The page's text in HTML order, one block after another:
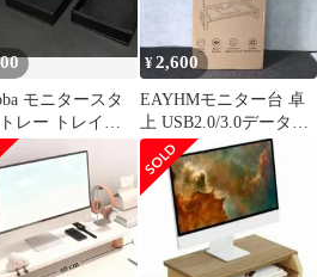
モニタースタ
レー トレイ
¥2,600
EAYHMモニター台 卓
上 USB2.0/3.0データ転
送付き モニタースタン
ド